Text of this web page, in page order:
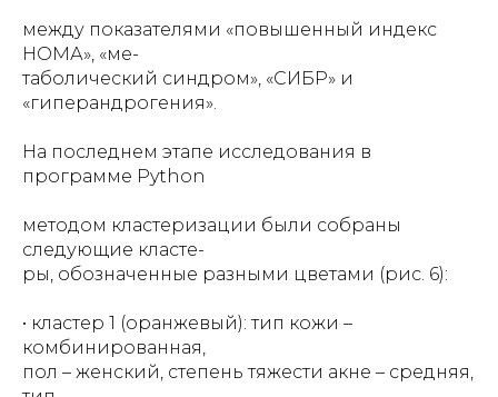
между показателями «повышенный индекс
НОМА», «ме-
таболический синдром», «СИБР» и
«гиперандрогения».
На последнем этапе исследования в
программе Python
методом кластеризации были собраны
следующие класте-
ры, обозначенные разными цветами (рис. 6):
• кластер 1 (оранжевый): тип кожи –
комбинированная,
пол – женский, степень тяжести акне – средняя,